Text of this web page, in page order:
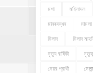
মশা মহিলাদল
মানববন্ধন মামলা
মিলাদ মিলাদ
মৃত্যু বার্ষিকী
মেয়র প্রার্থী